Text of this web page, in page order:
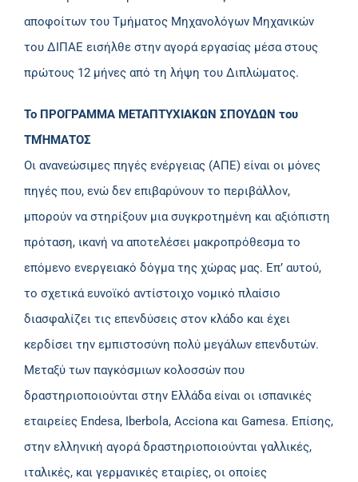
αποφοίτων του Τμήματος Μηχανολόγων Μηχανικών
του ΔΙΠΑΕ εισήλθε στην αγορά εργασίας μέσα στους
πρώτους 12 μήνες από τη λήψη του Διπλώματος.
Το ΠΡΟΓΡΑΜΜΑ ΜΕΤΑΠΤΥΧΙΑΚΩΝ ΣΠΟΥΔΩΝ του
ΤΜΉΜΑΤΟΣ
Οι ανανεώσιμες πηγές ενέργειας (ΑΠΕ) είναι οι μόνες
πηγές που, ενώ δεν επιβαρύνουν το περιβάλλον,
μπορούν να στηρίξουν μια συγκροτημένη και αξιόπιστη
πρόταση, ικανή να αποτελέσει μακροπρόθεσμα το
επόμενο ενεργειακό δόγμα της χώρας μας. Επ’ αυτού,
το σχετικά ευνοϊκό αντίστοιχο νομικό πλαίσιο
διασφαλίζει τις επενδύσεις στον κλάδο και έχει
κερδίσει την εμπιστοσύνη πολύ μεγάλων επενδυτών.
Μεταξύ των παγκόσμιων κολοσσών που
δραστηριοποιούνται στην Ελλάδα είναι οι ισπανικές
εταιρείες Endesa, Iberbola, Acciona και Gamesa. Επίσης,
στην ελληνική αγορά δραστηριοποιούνται γαλλικές,
ιταλικές, και γερμανικές εταιρίες, οι οποίες